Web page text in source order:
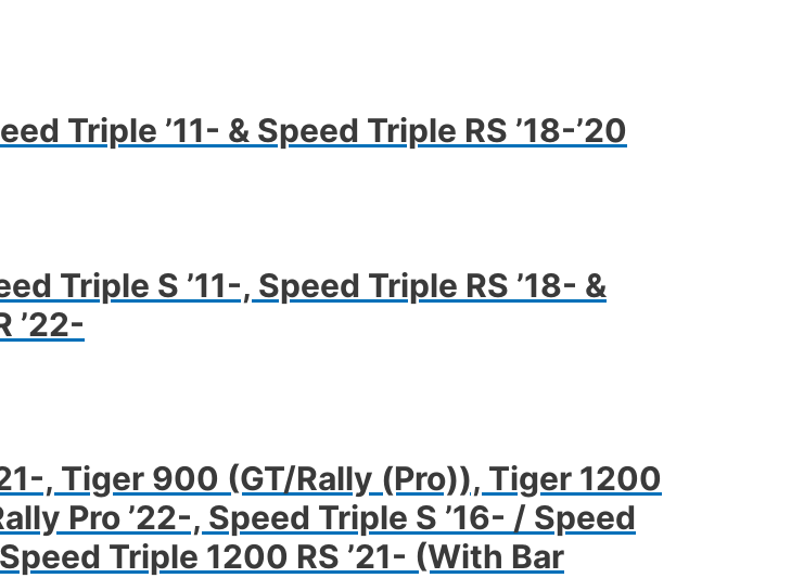
Triple ’11- & Speed Triple RS ’18-’20
Triple S ’11-, Speed Triple RS ’18- &
’22-
, Tiger 900 (GT/Rally (Pro)), Tiger 1200
Pro ’22-, Speed Triple S ’16- / Speed
Triple 1200 RS ’21- (With Bar